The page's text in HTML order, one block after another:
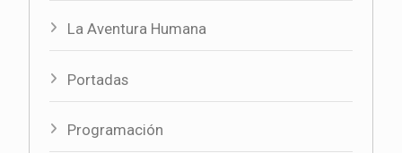
La Aventura Humana
Portadas
Programación